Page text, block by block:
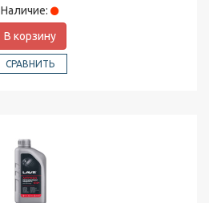
Наличие:
В корзину
СРАВНИТЬ